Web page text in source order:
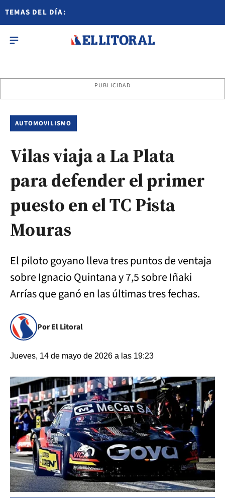
TEMAS DEL DÍA:
PUBLICIDAD
AUTOMOVILISMO
Vilas viaja a La Plata
para defender el primer
puesto en el TC Pista
Mouras
El piloto goyano lleva tres puntos de ventaja
sobre Ignacio Quintana y 7,5 sobre Iñaki
Arrías que ganó en las últimas tres fechas.
Por El Litoral
Jueves, 14 de mayo de 2026 a las 19:23